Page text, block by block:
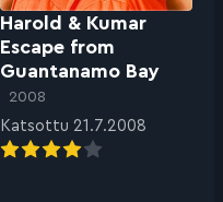
Harold & Kumar
Escape from
Guantanamo Bay
2008
Katsottu 21.7.2008